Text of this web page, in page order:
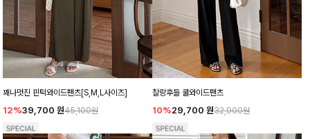
꽤나멋진 핀턱와이드팬츠[S,M,L사이즈]
12%39,700 원45,100원
찰랑후들 쿨와이드팬츠
10%29,700 원32,900원